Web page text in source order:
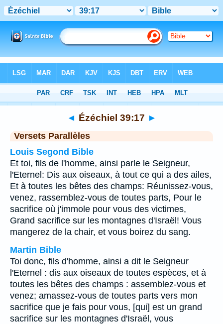
Chapitre 39> Verset 17
◄ Ézéchiel 39:17 ►
Versets Parallèles
Louis Segond Bible
Et toi, fils de l'homme, ainsi parle le Seigneur,
l'Eternel: Dis aux oiseaux, à tout ce qui a des ailes,
Et à toutes les bêtes des champs: Réunissez-vous,
venez, rassemblez-vous de toutes parts, Pour le
sacrifice où j'immole pour vous des victimes,
Grand sacrifice sur les montagnes d'Israël! Vous
mangerez de la chair, et vous boirez du sang.
Martin Bible
Toi donc, fils d'homme, ainsi a dit le Seigneur
l'Eternel : dis aux oiseaux de toutes espèces, et à
toutes les bêtes des champs : assemblez-vous et
venez; amassez-vous de toutes parts vers mon
sacrifice que je fais pour vous, [qui] est un grand
sacrifice sur les montagnes d'Israël, vous